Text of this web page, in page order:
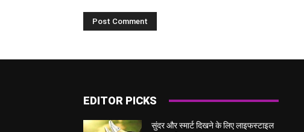
EDITOR PICKS
सुंदर और स्मार्ट दिखने के लिए लाइफस्टाइल